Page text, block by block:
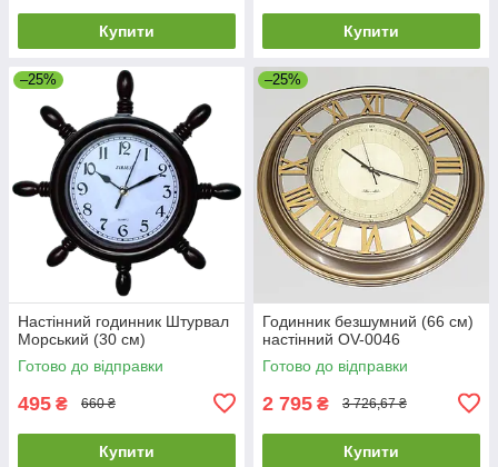
Купити Купити
–25%
Настінний годинник Штурвал
Морський (30 см)
Готово до відправки
495 ₴ 660 ₴
Купити
–25%
Годинник безшумний (66 см)
настінний OV-0046
Готово до відправки
2 795 ₴ 3 726,67 ₴
Купити